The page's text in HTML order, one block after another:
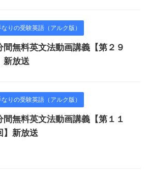
りの受験英語（アルク版）
間無料英文法動画講義【第２９
新放送
りの受験英語（アルク版）
間無料英文法動画講義【第１１
】新放送